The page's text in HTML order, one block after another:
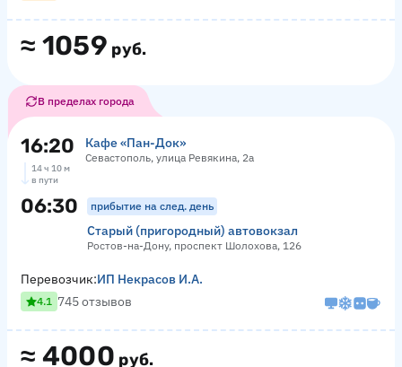
≈ 1059 руб.
В пределах города
16:20 Кафе «Пан-Док»
Севастополь, улица Ревякина, 2а
14 ч 10 м
в пути
06:30 прибытие на след. день
Старый (пригородный) автовокзал
Ростов-на-Дону, проспект Шолохова, 126
≈ 4000 руб.
Перевозчик:ИП Некрасов И.А.
4.1 745 отзывов